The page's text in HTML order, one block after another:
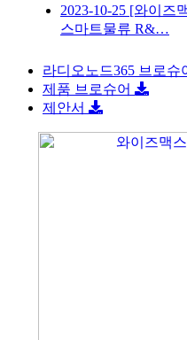
2023-10-25 [와이즈
스마트물류 R&…
라디오노드365 브로슈
제품 브로슈어
제안서